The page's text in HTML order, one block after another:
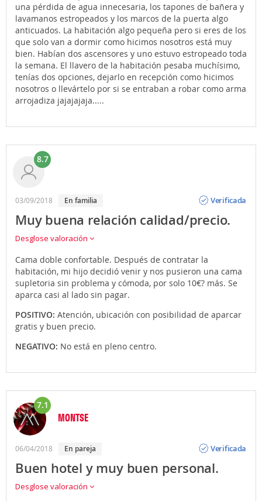
una pérdida de agua innecesaria, los tapones de bañera y
lavamanos estropeados y los marcos de la puerta algo
anticuados. La habitación algo pequeña pero si eres de los
que solo van a dormir como hicimos nosotros está muy
bien. Habían dos ascensores y uno estuvo estropeado toda
la semana. El llavero de la habitación pesaba muchísimo,
tenías dos opciones, dejarlo en recepción como hicimos
nosotros o llevártelo por si se entraban a robar como arma
arrojadiza jajajajaja.....
8.7
03/09/2018 en familia
Verificada
Muy buena relación calidad/precio.
Desglose valoración
Cama doble confortable. Después de contratar la
habitación, mi hijo decidió venir y nos pusieron una cama
supletoria sin problema y cómoda, por solo 10€? más. Se
aparca casi al lado sin pagar.
POSITIVO: Atención, ubicación con posibilidad de aparcar
gratis y buen precio.
NEGATIVO: No está en pleno centro.
7.1
MONTSE
06/04/2018 en pareja
Verificada
Buen hotel y muy buen personal.
Desglose valoración